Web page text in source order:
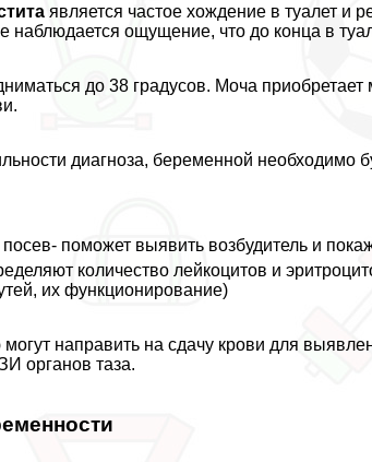
является частое хождение в туалет и
наблюдается ощущение, что до конца в
до 38 градусов. Моча
диагноза, беременной необходимо
поможет выявить возбудитель и
количество лейкоцитов и
их функционирование)
направить на сдачу крови для
органов таза.